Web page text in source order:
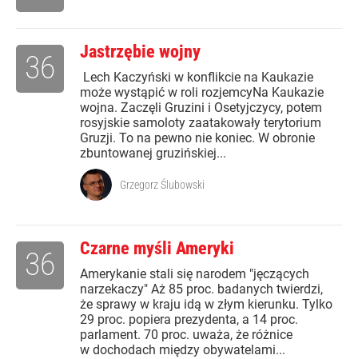
Jastrzębie wojny
Lech Kaczyński w konflikcie na Kaukazie
może wystąpić w roli rozjemcyNa Kaukazie
wojna. Zaczęli Gruzini i Osetyjczycy, potem
rosyjskie samoloty zaatakowały terytorium
Gruzji. To na pewno nie koniec. W obronie
zbuntowanej gruzińskiej...
36
Grzegorz Ślubowski
Czarne myśli Ameryki
Amerykanie stali się narodem "jęczących
narzekaczy" Aż 85 proc. badanych twierdzi,
że sprawy w kraju idą w złym kierunku. Tylko
29 proc. popiera prezydenta, a 14 proc.
parlament. 70 proc. uważa, że różnice
w dochodach między obywatelami...
36